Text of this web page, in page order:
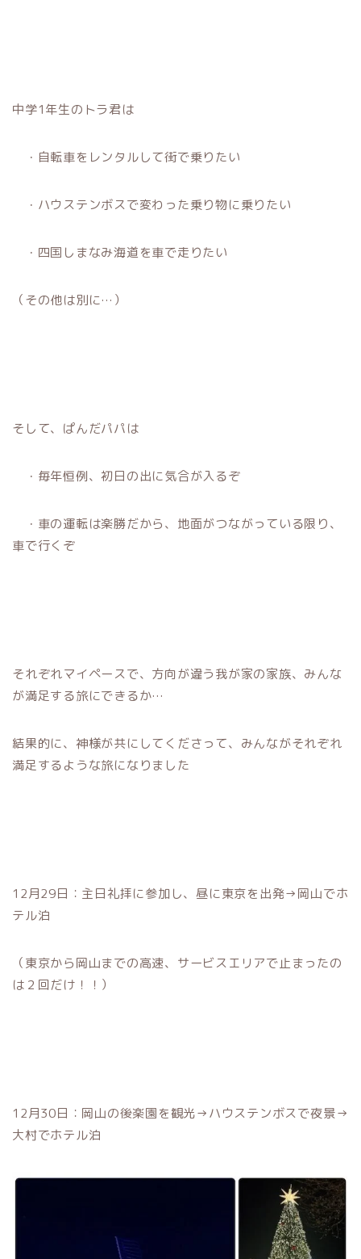
中学1年生のトラ君は
・自転車をレンタルして街で乗りたい
・ハウステンボスで変わった乗り物に乗りたい
・四国しまなみ海道を車で走りたい
（その他は別に…）
そして、ぱんだパパは
・毎年恒例、初日の出に気合が入るぞ
・車の運転は楽勝だから、地面がつながっている限り、
車で行くぞ
それぞれマイペースで、方向が違う我が家の家族、みんな
が満足する旅にできるか…
結果的に、神様が共にしてくださって、みんながそれぞれ
満足するような旅になりました
12月29日：主日礼拝に参加し、昼に東京を出発→岡山でホ
テル泊
（東京から岡山までの高速、サービスエリアで止まったの
は２回だけ！！）
12月30日：岡山の後楽園を観光→ハウステンボスで夜景→
大村でホテル泊